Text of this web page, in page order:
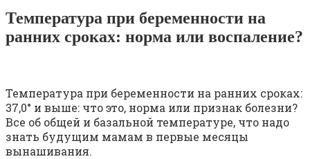
Температура при беременности на
ранних сроках: норма или воспаление?
Температура при беременности на ранних сроках:
37,0° и выше: что это, норма или признак болезни?
Все об общей и базальной температуре, что надо
знать будущим мамам в первые месяцы
вынашивания.